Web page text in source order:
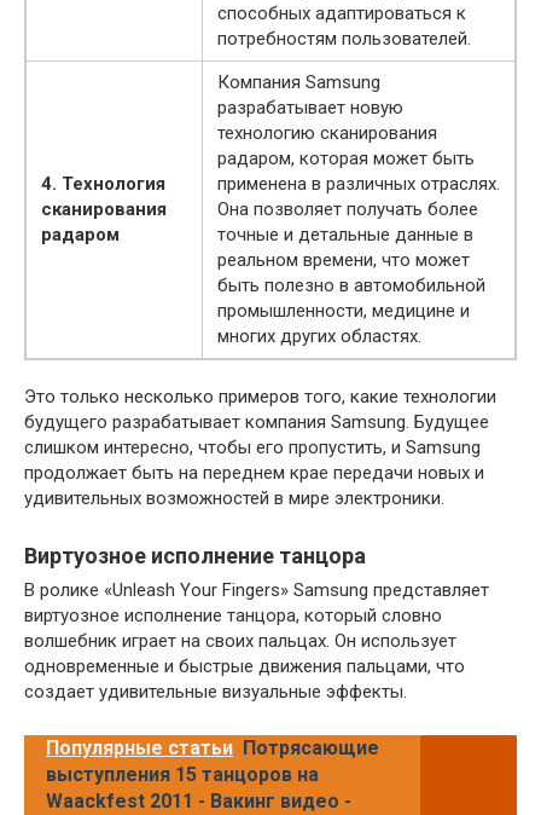
способных адаптироваться к
потребностям пользователей.
4. Технология
сканирования
радаром
Компания Samsung
разрабатывает новую
технологию сканирования
радаром, которая может быть
применена в различных отраслях.
Она позволяет получать более
точные и детальные данные в
реальном времени, что может
быть полезно в автомобильной
промышленности, медицине и
многих других областях.
Это только несколько примеров того, какие технологии
будущего разрабатывает компания Samsung. Будущее
слишком интересно, чтобы его пропустить, и Samsung
продолжает быть на переднем крае передачи новых и
удивительных возможностей в мире электроники.
Виртуозное исполнение танцора
В ролике «Unleash Your Fingers» Samsung представляет
виртуозное исполнение танцора, который словно
волшебник играет на своих пальцах. Он использует
одновременные и быстрые движения пальцами, что
создает удивительные визуальные эффекты.
Популярные статьи Потрясающие
выступления 15 танцоров на
Waackfest 2011 - Вакинг видео -